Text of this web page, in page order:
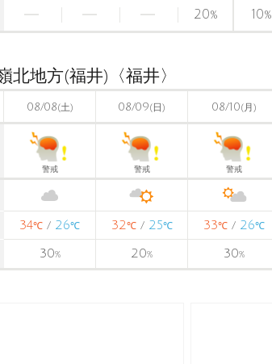
20% 10%
地方(福井)〈福井〉
08/08(土) 08/09(日) 08/10(月)
警戒 警戒 警戒
34℃ / 26℃ 32℃/ 25℃ 33℃/ 26℃
30% 20% 30%